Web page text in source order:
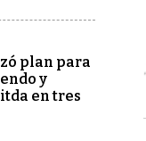
plan para
y
en tres